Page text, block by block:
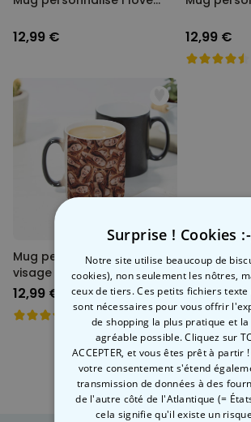
12,99 € 12,99 €
Mug personnalisé avec
visage
12,99 €
Surprise ! Cookies
Notre site utilise beaucoup de
cookies), non seulement les nôtres,
ceux de tiers. Ces petits fichiers
sont nécessaires pour vous offrir
de shopping la plus pratique et
agréable possible. Cliquez sur
ACCEPTER, et vous êtes prêt à partir
votre consentement s'étend
transmission de données à des
de l'autre côté de l'Atlantique (=
cela signifie qu'il existe un